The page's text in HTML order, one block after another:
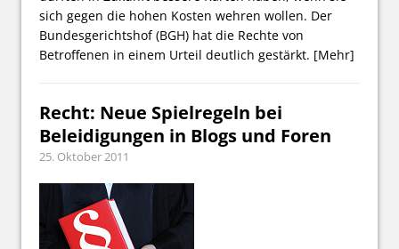
sich gegen die hohen Kosten wehren wollen. Der
Bundesgerichtshof (BGH) hat die Rechte von
Betroffenen in einem Urteil deutlich gestärkt. [Mehr]
Recht: Neue Spielregeln bei
Beleidigungen in Blogs und Foren
25. Oktober 2011